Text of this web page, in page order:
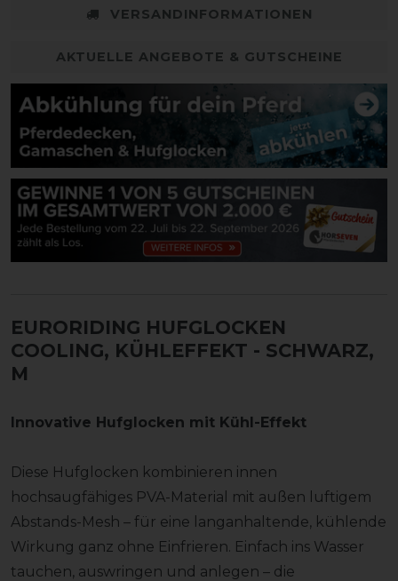
VERSANDINFORMATIONEN
AKTUELLE ANGEBOTE & GUTSCHEINE
EURORIDING HUFGLOCKEN
COOLING, KÜHLEFFEKT - SCHWARZ,
M
Innovative Hufglocken mit Kühl-Effekt
Diese Hufglocken kombinieren innen
hochsaugfähiges PVA-Material mit außen luftigem
Abstands-Mesh – für eine langanhaltende, kühlende
Wirkung ganz ohne Einfrieren. Einfach ins Wasser
tauchen, auswringen und anlegen – die